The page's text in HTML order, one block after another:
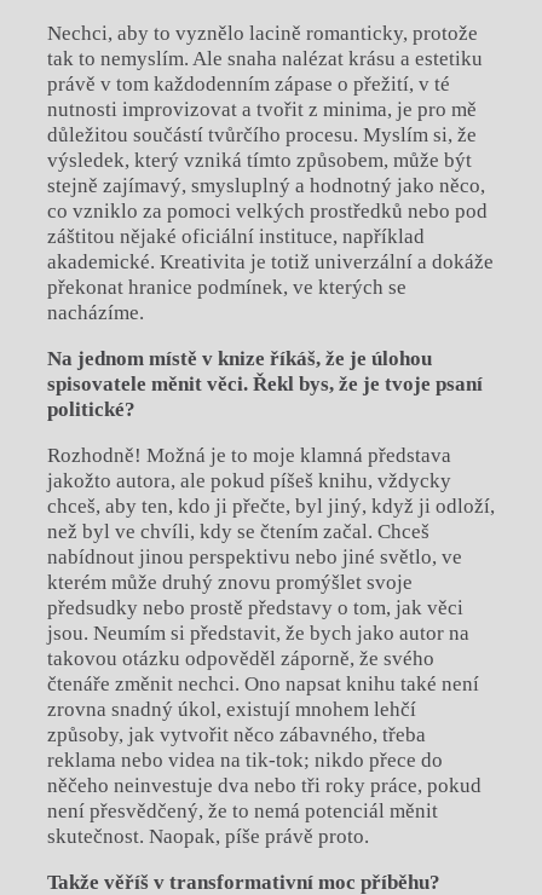
Nechci, aby to vyznělo lacině romanticky, protože
tak to nemyslím. Ale snaha nalézat krásu a estetiku
právě v tom každodenním zápase o přežití, v té
nutnosti improvizovat a tvořit z minima, je pro mě
důležitou součástí tvůrčího procesu. Myslím si, že
výsledek, který vzniká tímto způsobem, může být
stejně zajímavý, smysluplný a hodnotný jako něco,
co vzniklo za pomoci velkých prostředků nebo pod
záštitou nějaké oficiální instituce, například
akademické. Kreativita je totiž univerzální a dokáže
překonat hranice podmínek, ve kterých se
nacházíme.
Na jednom místě v knize říkáš, že je úlohou
spisovatele měnit věci. Řekl bys, že je tvoje psaní
politické?
Rozhodně! Možná je to moje klamná představa
jakožto autora, ale pokud píšeš knihu, vždycky
chceš, aby ten, kdo ji přečte, byl jiný, když ji odloží,
než byl ve chvíli, kdy se čtením začal. Chceš
nabídnout jinou perspektivu nebo jiné světlo, ve
kterém může druhý znovu promýšlet svoje
předsudky nebo prostě představy o tom, jak věci
jsou. Neumím si představit, že bych jako autor na
takovou otázku odpověděl záporně, že svého
čtenáře změnit nechci. Ono napsat knihu také není
zrovna snadný úkol, existují mnohem lehčí
způsoby, jak vytvořit něco zábavného, třeba
reklama nebo videa na tik-tok; nikdo přece do
něčeho neinvestuje dva nebo tři roky práce, pokud
není přesvědčený, že to nemá potenciál měnit
skutečnost. Naopak, píše právě proto.
Takže věříš v transformativní moc příběhu?